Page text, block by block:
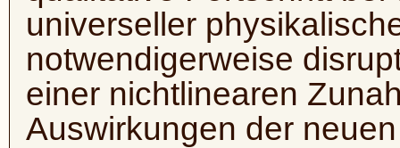
universeller
notwendigerweise
einer nichtlinearen
Auswirkungen der